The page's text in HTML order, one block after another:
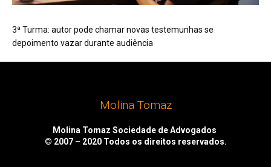
3ª Turma: autor pode chamar novas testemunhas se
depoimento vazar durante audiência
Molina Tomaz
Molina Tomaz Sociedade de Advogados
© 2007 – 2020 Todos os direitos reservados.